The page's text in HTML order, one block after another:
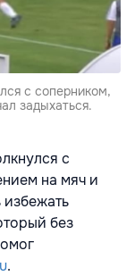
с соперником,
задыхаться.
с
на мяч и
избежать
без
.